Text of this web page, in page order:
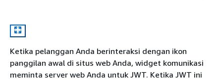
Ketika pelanggan Anda berinteraksi dengan ikon
panggilan awal di situs web Anda, widget komunikasi
meminta server web Anda untuk JWT. Ketika JWT ini